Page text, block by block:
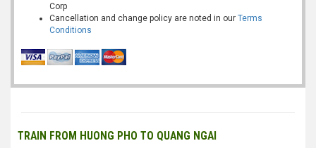
Corp
Cancellation and change policy are noted in our Terms
Conditions
TRAIN FROM HUONG PHO TO QUANG NGAI